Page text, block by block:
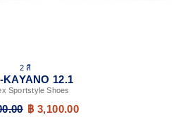
2 สี
KAYANO 12.1
Sportstyle Shoes
฿ 3,100.00